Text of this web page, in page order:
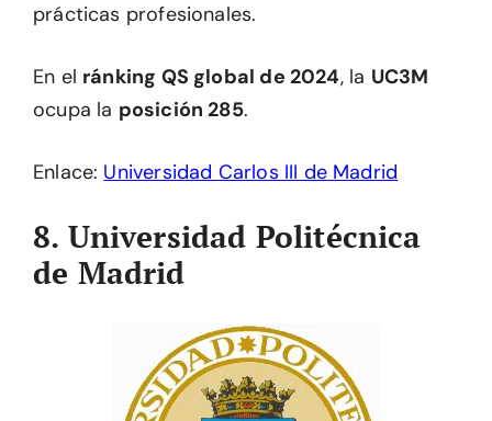
prácticas profesionales.
En el ránking QS global de 2024, la UC3M
ocupa la posición 285.
Enlace: Universidad Carlos III de Madrid
8. Universidad Politécnica
de Madrid